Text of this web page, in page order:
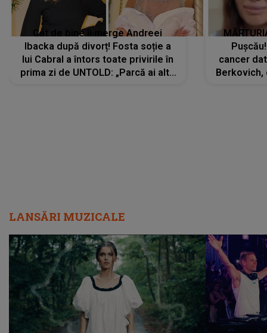
Cât de bine îi merge Andreei
Ibacka după divorț! Fosta soție a
lui Cabral a întors toate privirile în
prima zi de UNTOLD: „Parcă ai altă
cancer
LANSĂRI MUZICALE